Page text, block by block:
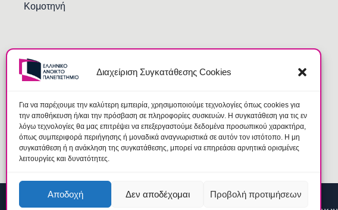
Διαχείριση Συγκατάθεσης Cookies
Για να παρέχουμε την καλύτερη εμπειρία, χρησιμοποιούμε τεχνολογίες όπως cookies για
την αποθήκευση ή/και την πρόσβαση σε πληροφορίες συσκευών. Η συγκατάθεση για τις εν
λόγω τεχνολογίες θα μας επιτρέψει να επεξεργαστούμε δεδομένα προσωπικού χαρακτήρα,
όπως συμπεριφορά περιήγησης ή μοναδικά αναγνωριστικά σε αυτόν τον ιστότοπο. Η μη
συγκατάθεση ή η ανάκληση της συγκατάθεσης, μπορεί να επηρεάσει αρνητικά ορισμένες
λειτουργίες και δυνατότητες.
Αποδοχή Δεν αποδέχομαι Προβολή προτιμήσεων
Κομοτηνή